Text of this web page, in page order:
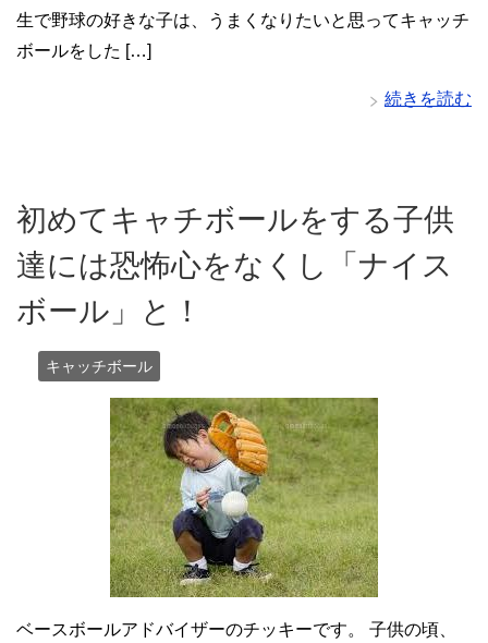
生で野球の好きな子は、うまくなりたいと思ってキャッチ
ボールをした […]
続きを読む
初めてキャチボールをする子供
達には恐怖心をなくし「ナイス
ボール」と！
キャッチボール
ベースボールアドバイザーのチッキーです。 子供の頃、